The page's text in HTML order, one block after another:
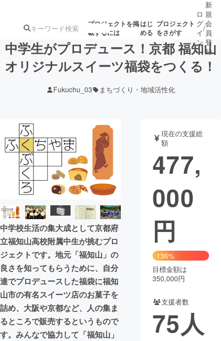
プロジェクトを掲
載するには
はじ
める
プロジェクト
をさがす
ターン
ジェクト
募集終了が近いプ
ロジェクト
音楽
テクノロジー・ガジェット ゲーム・サ
映像・映画
ビジネス・起業
まちづくり・地域活性化
CAMPFIRE for Social Good
CAMPFIRE Creation
CAMPFIREふるさと納税machi-ya コミュニティ
ロ
グ
イ
ン
/
新
規
会
員
登
録
中学生がプロデュース！京都 福知山
オリジナルスイーツ福袋をつくる！
Fukuchu_03 まちづくり・地域活性化
中学校生活の集大成として京都府
立福知山高校附属中生が挑むプロ
ジェクトです。地元「福知山」の
良さを知ってもらうために、自分
達でプロデュースした福袋に福知
山市の有名スイーツ店のお菓子を
詰め、大阪や京都など、人の集ま
るところで販売するというもので
す。みんなで協力して「福知山」
現在の支援総
額
477,
000
円
136%
目標金額は
350,000円
支援者数
75人